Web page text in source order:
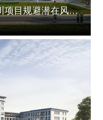
房地产咨询如何为您的四川项目规避潜在风险？